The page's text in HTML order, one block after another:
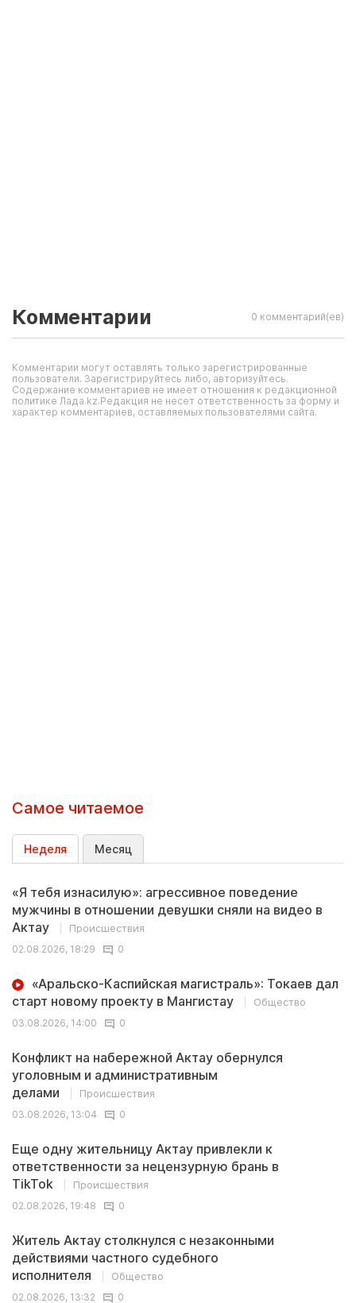
Комментарии 0 комментарий(ев)
Комментарии могут оставлять только зарегистрированные
пользователи. Зарегистрируйтесь либо, авторизуйтесь.
Содержание комментариев не имеет отношения к редакционной
политике Лада.kz.Редакция не несет ответственность за форму и
характер комментариев, оставляемых пользователями сайта.
Самое читаемое
Неделя Месяц
«Я тебя изнасилую»: агрессивное поведение
мужчины в отношении девушки сняли на видео в
Актау
Происшествия
02.08.2026, 18:29
0
«Аральско-Каспийская магистраль»: Токаев дал
старт новому проекту в Мангистау
Общество
03.08.2026, 14:00
0
Конфликт на набережной Актау обернулся
уголовным и административным
делами
Происшествия
03.08.2026, 13:04
0
Еще одну жительницу Актау привлекли к
ответственности за нецензурную брань в
TikTok
Происшествия
02.08.2026, 19:48
0
Житель Актау столкнулся с незаконными
действиями частного судебного
исполнителя
Общество
02.08.2026, 13:32
0